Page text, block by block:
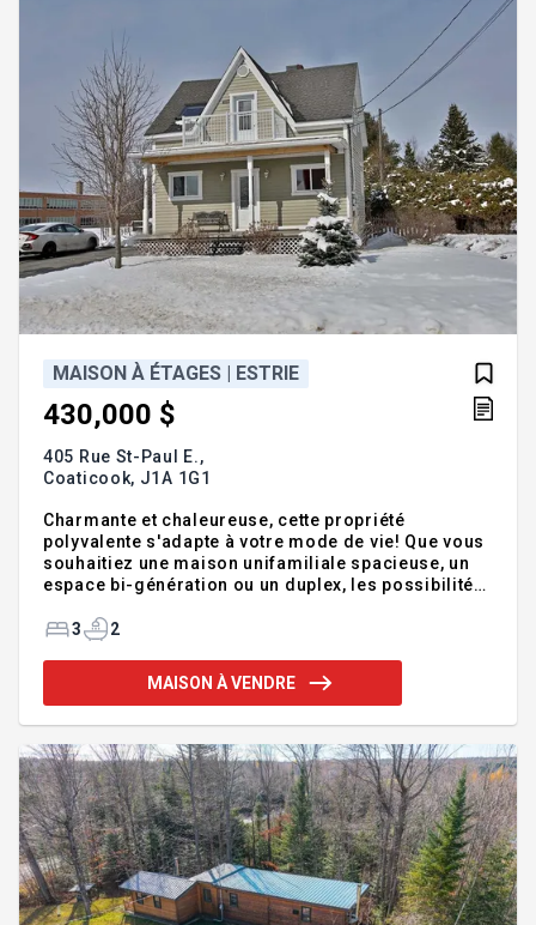
MAISON À ÉTAGES | ESTRIE
430,000 $
405 Rue St-Paul E.,
Coaticook, J1A 1G1
Charmante et chaleureuse, cette propriété
polyvalente s'adapte à votre mode de vie! Que vous
souhaitiez une maison unifamiliale spacieuse, un
espace bi-génération ou un duplex, les possibilités
duplex, elle propose une unité principale avec 3
attenante à la chambre principale, ainsi qu'une salle
de lavage indépendante. Le logement 4 1/2 génère
pour y aménager un atelier. Située à proximité des
écoles, ell
3 2
MAISON À VENDRE